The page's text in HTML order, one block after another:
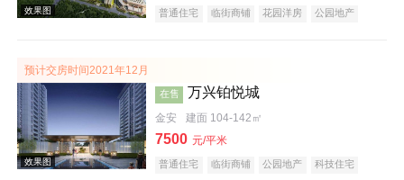
效果图
普通住宅 临街商铺 花园洋房
公园地产
预计交房时间2021年12月
在售 万兴铂悦城
金安 建面 104-142㎡
7500 元/平米
普通住宅 临街商铺 公园地产
科技住宅